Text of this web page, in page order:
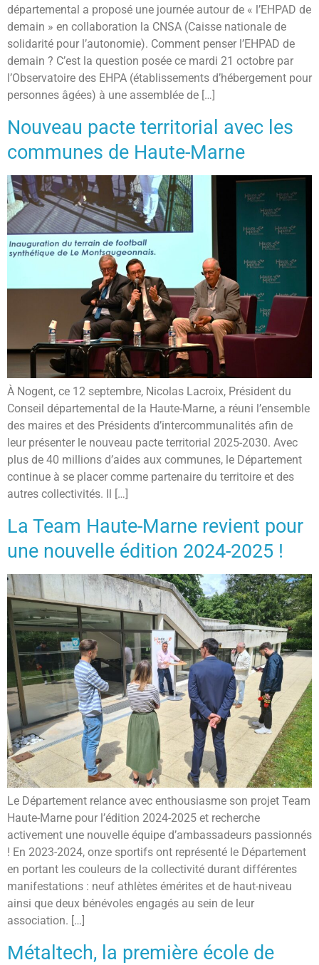
départemental a proposé une journée autour de « l’EHPAD de
demain » en collaboration la CNSA (Caisse nationale de
solidarité pour l’autonomie). Comment penser l’EHPAD de
demain ? C’est la question posée ce mardi 21 octobre par
l’Observatoire des EHPA (établissements d’hébergement pour
personnes âgées) à une assemblée de […]
Nouveau pacte territorial avec les
communes de Haute-Marne
À Nogent, ce 12 septembre, Nicolas Lacroix, Président du
Conseil départemental de la Haute-Marne, a réuni l’ensemble
des maires et des Présidents d’intercommunalités afin de
leur présenter le nouveau pacte territorial 2025-2030. Avec
plus de 40 millions d’aides aux communes, le Département
continue à se placer comme partenaire du territoire et des
autres collectivités. Il […]
La Team Haute-Marne revient pour
une nouvelle édition 2024-2025 !
Le Département relance avec enthousiasme son projet Team
Haute-Marne pour l’édition 2024-2025 et recherche
activement une nouvelle équipe d’ambassadeurs passionnés
! En 2023-2024, onze sportifs ont représenté le Département
en portant les couleurs de la collectivité durant différentes
manifestations : neuf athlètes émérites et de haut-niveau
ainsi que deux bénévoles engagés au sein de leur
association. […]
Métaltech, la première école de